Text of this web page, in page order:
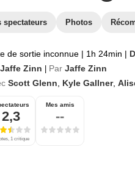
spectateurs Photos
de sortie inconnue | 1h 24min |
Jaffe Zinn Par Jaffe Zinn
Scott Glenn Kyle Gallner,
2,3
1 critique
Mes amis
--